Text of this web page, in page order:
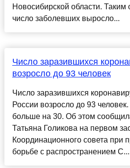
Новосибирской области.
число заболевших выросло...
Число заразившихся
возросло до 93 человек
Число заразившихся
России возросло до 93
больше на 30. Об этом
Татьяна Голикова на первом
Координационного совета при
борьбе с распространением C...